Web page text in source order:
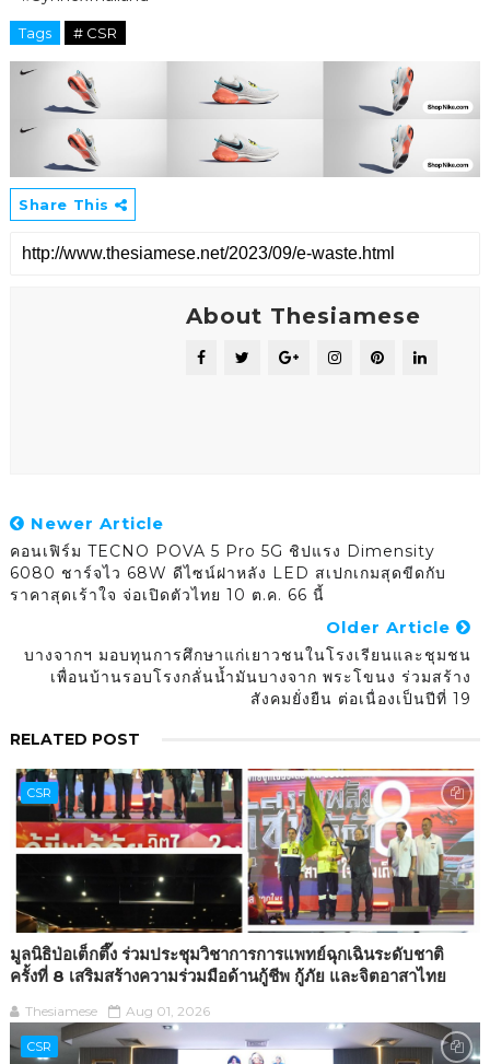
Tags # CSR
Share This
About Thesiamese
Newer Article
คอนเฟิร์ม TECNO POVA 5 Pro 5G ชิปแรง Dimensity
6080 ชาร์จไว 68W ดีไซน์ฝาหลัง LED สเปกเกมสุดขีดกับ
ราคาสุดเร้าใจ จ่อเปิดตัวไทย 10 ต.ค. 66 นี้
Older Article
บางจากฯ มอบทุนการศึกษาแก่เยาวชนในโรงเรียนและชุมชน
เพื่อนบ้านรอบโรงกลั่นน้ำมันบางจาก พระโขนง ร่วมสร้าง
สังคมยั่งยืน ต่อเนื่องเป็นปีที่ 19
RELATED POST
CSR
มูลนิธิป่อเต็กตึ๊ง ร่วมประชุมวิชาการการแพทย์ฉุกเฉินระดับชาติ
ครั้งที่ 8 เสริมสร้างความร่วมมือด้านกู้ชีพ กู้ภัย และจิตอาสาไทย
Thesiamese Aug 01, 2026
CSR